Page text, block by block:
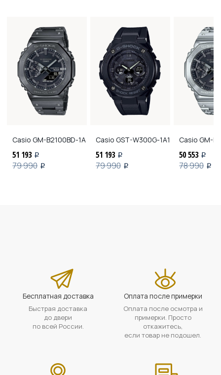
Casio GM-B2100BD-1A
51 193 i
79 990 i
Casio GST-W300G-1A1
51 193 i
79 990 i
Casio GM-
50 553 i
78 990 i
Бесплатная доставка
Быстрая доставка
до двери
по всей России.
Оплата после примерки
Оплата после осмотра и
примерки. Просто
откажитесь,
если товар не подошел.